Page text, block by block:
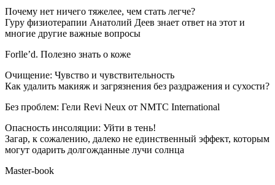
Почему нет ничего тяжелее, чем стать легче?
Гуру физиотерапии Анатолий Деев знает ответ на этот и
многие другие важные вопросы
Forlle’d. Полезно знать о коже
Очищение: Чувство и чувствительность
Как удалить макияж и загрязнения без раздражения и сухости?
Без проблем: Гели Revi Neux от NMTC International
Опасность инсоляции: Уйти в тень!
Загар, к сожалению, далеко не единственный эффект, которым
могут одарить долгожданные лучи солнца
Master-book